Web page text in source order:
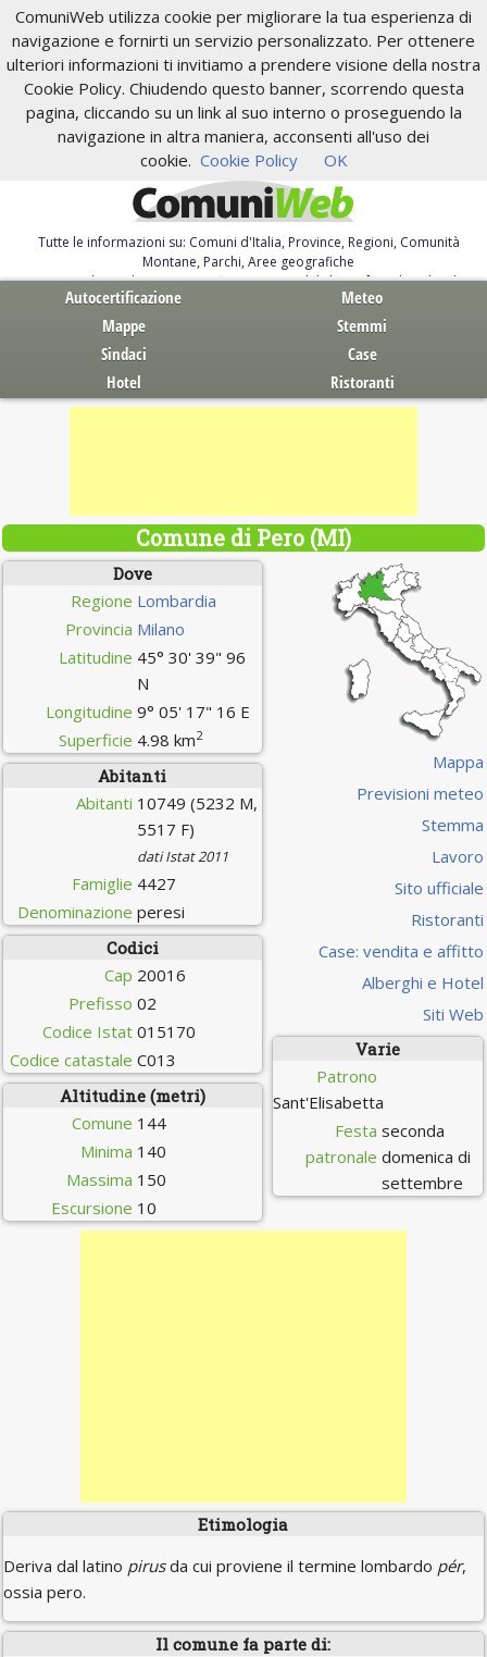
ComuniWeb utilizza cookie per migliorare la tua esperienza di
navigazione e fornirti un servizio personalizzato. Per ottenere
ulteriori informazioni ti invitiamo a prendere visione della nostra
Cookie Policy. Chiudendo questo banner, scorrendo questa
pagina, cliccando su un link al suo interno o proseguendo la
navigazione in altra maniera, acconsenti all'uso dei
cookie. Cookie Policy OK
Tutte le informazioni su: Comuni d'Italia, Province, Regioni, Comunità
Montane, Parchi, Aree geografiche
Servizi al Cittadino. Autocertificazione, moduli, leggi, free download
Autocertificazione
Meteo
Mappe
Stemmi
Sindaci
Case
Hotel
Ristoranti
Comune di Pero (MI)
Dove
Regione Lombardia
Provincia Milano
Latitudine 45° 30' 39" 96
N
Longitudine 9° 05' 17" 16 E
Superficie 4.98 km2
Abitanti
Abitanti 10749 (5232 M,
5517 F)
dati Istat 2011
Famiglie 4427
Denominazione peresi
Codici
Cap 20016
Prefisso 02
Codice Istat 015170
Codice catastale C013
Altitudine (metri)
Comune 144
Minima 140
Massima 150
Escursione 10
Mappa
Previsioni meteo
Stemma
Lavoro
Sito ufficiale
Ristoranti
Case: vendita e affitto
Alberghi e Hotel
Siti Web
Varie
Patrono
Sant'Elisabetta
Festa
patronale
seconda
domenica di
settembre
Etimologia
Deriva dal latino pirusda cui proviene il termine lombardo pér,
ossia pero.
Il comune fa parte di: